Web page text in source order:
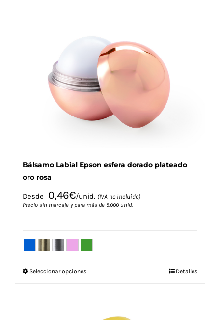
opciones
pueden
elegir
en
página
de
Bálsamo Labial Epson esfera dorado plateado
oro rosa
Desde 0,46€/unid. (IVA no incluido)
Precio sin marcaje y para más de 5.000 unid.
Seleccionar opcionesEste
variantes.
Detalles